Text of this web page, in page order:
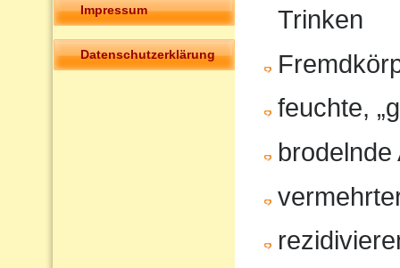
Impressum
Datenschutzerklärung
Trinken
feuchte,
brodelnde